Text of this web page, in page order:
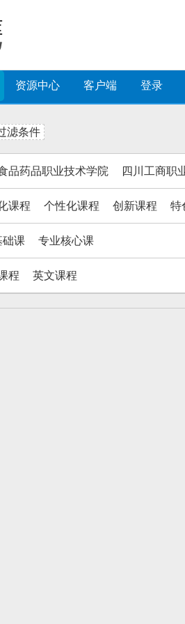
资源中心 客户端 登录
滤条件
品药品职业技术学院 四川工商职
课程 个性化课程 创新课程 特
础课 专业核心课
程 英文课程